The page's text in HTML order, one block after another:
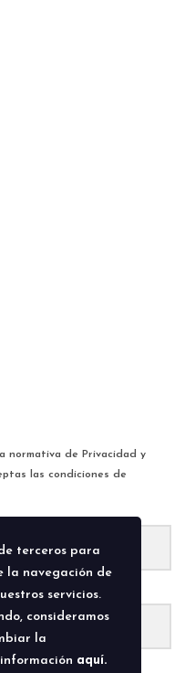
normativa de Privacidad y
las condiciones de
terceros para
la navegación de
servicios.
consideramos
la
aquí.